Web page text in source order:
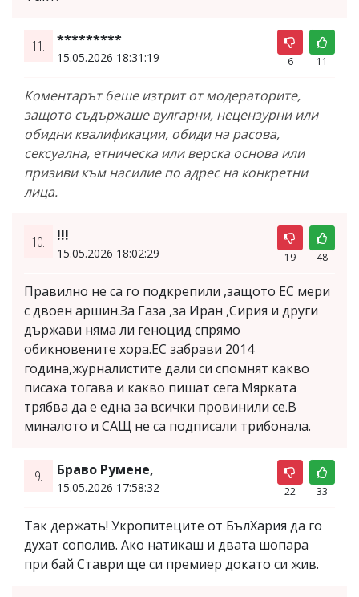
11. *********
15.05.2026 18:31:19 6 11
Коментарът беше изтрит от модераторите,
защото съдържаше вулгарни, нецензурни или
обидни квалификации, обиди на расова,
сексуална, етническа или верска основа или
призиви към насилие по адрес на конкретни
лица.
10. !!!
15.05.2026 18:02:29 19 48
Правилно не са го подкрепили ,защото ЕС мери
с двоен аршин.За Газа ,за Иран ,Сирия и други
държави няма ли геноцид спрямо
обикновените хора.ЕС забрави 2014
година,журналистите дали си спомнят какво
писаха тогава и какво пишат сега.Мярката
трябва да е една за всички провинили се.В
миналото и САЩ не са подписали трибонала.
9. Браво Румене,
15.05.2026 17:58:32 22 33
Так держать! Укропитеците от БълХария да го
духат сополив. Ако натикаш и двата шопара
при бай Ставри ще си премиер докато си жив.